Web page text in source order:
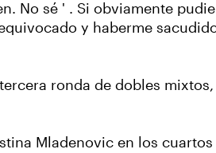
No sé ' . Si obviamente
y haberme
ronda de dobles mixtos,
Mladenovic en los